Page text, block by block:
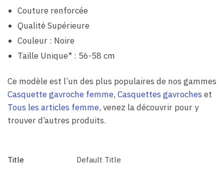
Couture renforcée
Qualité Supérieure
Couleur : Noire
Taille Unique* : 56-58 cm
Ce modèle est l’un des plus populaires de nos gammes
Casquette gavroche femme, Casquettes gavroches et
Tous les articles femme, venez la découvrir pour y
trouver d’autres produits.
Title Default Title